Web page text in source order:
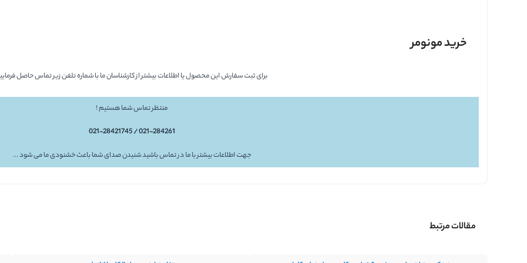
خرید مونومر
برای ثبت سفارش این محصول یا اطلاعات بیشتر از کارشناسان ما با شماره تلفن زیر تماس حاصل
منتظر تماس شما هستیم !
021-284261 / 021-28421745
جهت اطلاعات بیشتر با ما در تماس باشید شنیدن صدای شما باعث خشنودی ما می شود ...
مقالات مرتبط